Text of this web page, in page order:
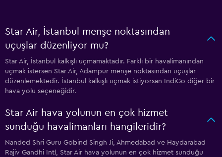
Star Air, İstanbul menşe noktasından
uçuşlar düzenliyor mu?
Star Air, İstanbul kalkışlı uçmamaktadır. Farklı bir havalimanından
uçmak istersen Star Air, Adampur menşe noktasından uçuşlar
düzenlemektedir. İstanbul kalkışlı uçmak istiyorsan IndiGo diğer bir
hava yolu seçeneğidir.
Star Air hava yolunun en çok hizmet
sunduğu havalimanları hangileridir?
Nanded Shri Guru Gobind Singh Ji, Ahmedabad ve Haydarabad
Rajiv Gandhi Intl, Star Air hava yolunun en çok hizmet sunduğu